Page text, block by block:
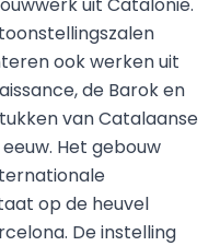
ook werken uit
de Barok en
van Catalaanse
Het gebouw
op de heuvel
De instelling